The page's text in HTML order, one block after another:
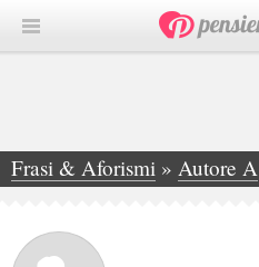
Frasi & Aforismi » Autore A
»Alessandra Astuti